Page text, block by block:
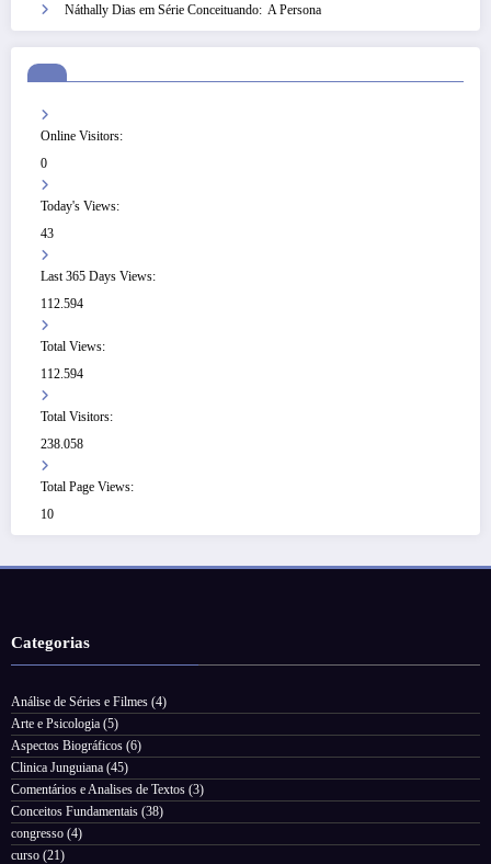
Náthally Dias em Série Conceituando: A Persona
Online Visitors:
0
Today's Views:
43
Last 365 Days Views:
112.594
Total Views:
112.594
Total Visitors:
238.058
Total Page Views:
10
Categorias
Análise de Séries e Filmes (4)
Arte e Psicologia (5)
Aspectos Biográficos (6)
Clinica Junguiana (45)
Comentários e Analises de Textos (3)
Conceitos Fundamentais (38)
congresso (4)
curso (21)